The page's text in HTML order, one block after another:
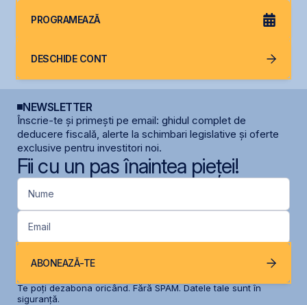
PROGRAMEAZĂ
DESCHIDE CONT
NEWSLETTER
Înscrie-te și primești pe email: ghidul complet de
deducere fiscală, alerte la schimbari legislative și oferte
exclusive pentru investitori noi.
Fii cu un pas înaintea pieței!
Nume
Email
ABONEAZĂ-TE
Te poți dezabona oricând. Fără SPAM. Datele tale sunt în
siguranță.